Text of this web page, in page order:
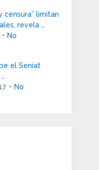
censura” limitan
revela …
No
el Seniat
No